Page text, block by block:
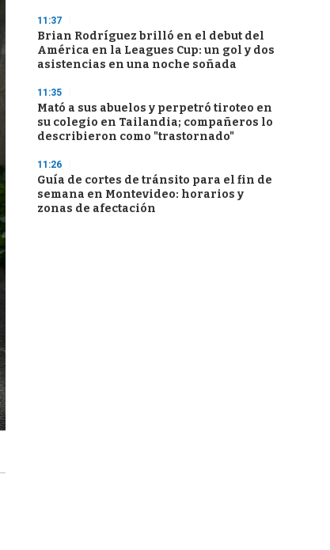
11:37
Brian Rodríguez brilló en el debut del
América en la Leagues Cup: un gol y dos
asistencias en una noche soñada
11:35
Mató a sus abuelos y perpetró tiroteo en
su colegio en Tailandia; compañeros lo
describieron como "trastornado"
11:26
Guía de cortes de tránsito para el fin de
semana en Montevideo: horarios y
zonas de afectación